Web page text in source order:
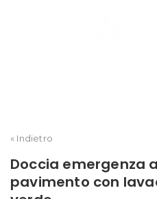
« Indietro
Doccia emergenza a
pavimento con